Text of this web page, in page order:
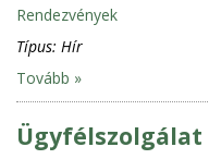
Rendezvények
Típus: Hír
Tovább »
Ügyfélszolgálat